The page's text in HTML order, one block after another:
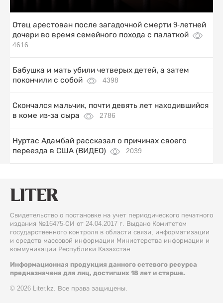
Отец арестован после загадочной смерти 9-летней
дочери во время семейного похода с палаткой
4616
Бабушка и мать убили четверых детей, а затем
покончили с собой
4398
Скончался мальчик, почти девять лет находившийся
в коме из-за сыра
2786
Нуртас Адамбай рассказал о причинах своего
переезда в США (ВИДЕО)
2039
Свидетельство о постановке на учет периодического печатного
издания №16475-СИ от 24.04.2017 г. Выдано Комитетом
государственного контроля в области связи, информатизации
и средств массовой информации Министерства информации и
коммуникации Республики Казахстан.
Информационная продукция данного сетевого ресурса
предназначена для лиц, достигших 18 лет и старше.
© 2026 Liter.kz. Все права защищены.